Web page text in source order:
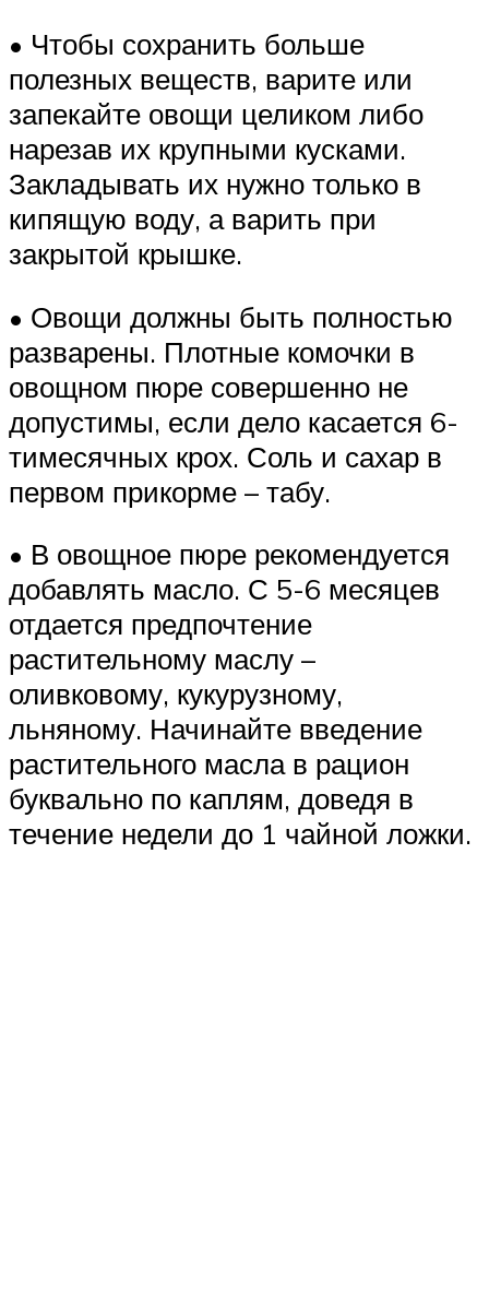
• Чтобы сохранить больше
полезных веществ, варите или
запекайте овощи целиком либо
нарезав их крупными кусками.
Закладывать их нужно только в
кипящую воду, а варить при
закрытой крышке.
• Овощи должны быть полностью
разварены. Плотные комочки в
овощном пюре совершенно не
допустимы, если дело касается 6-
тимесячных крох. Соль и сахар в
первом прикорме – табу.
• В овощное пюре рекомендуется
добавлять масло. С 5-6 месяцев
отдается предпочтение
растительному маслу –
оливковому, кукурузному,
льняному. Начинайте введение
растительного масла в рацион
буквально по каплям, доведя в
течение недели до 1 чайной ложки.